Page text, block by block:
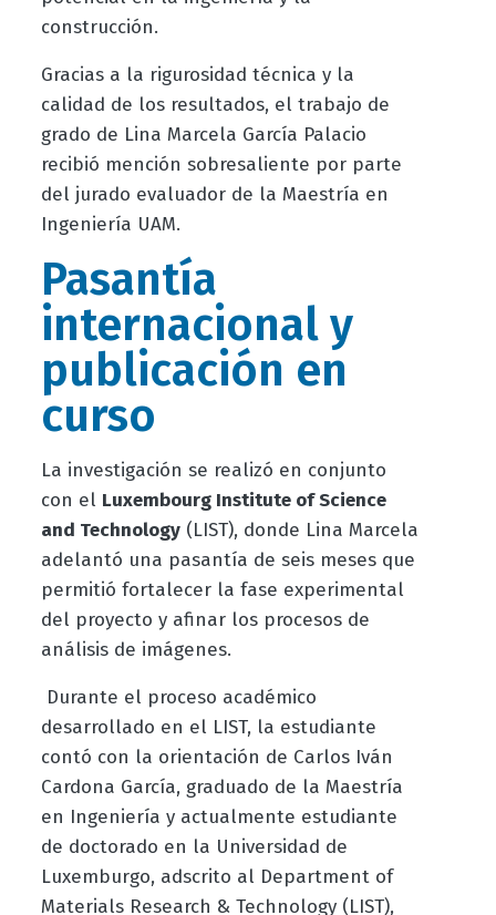
construcción.
Gracias a la rigurosidad técnica y la
calidad de los resultados, el trabajo de
grado de Lina Marcela García Palacio
recibió mención sobresaliente por parte
del jurado evaluador de la Maestría en
Ingeniería UAM.
Pasantía
internacional y
publicación en
curso
La investigación se realizó en conjunto
con el Luxembourg Institute of Science
and Technology(LIST), donde Lina Marcela
adelantó una pasantía de seis meses que
permitió fortalecer la fase experimental
del proyecto y afinar los procesos de
análisis de imágenes.
Durante el proceso académico
desarrollado en el LIST, la estudiante
contó con la orientación de Carlos Iván
Cardona García, graduado de la Maestría
en Ingeniería y actualmente estudiante
de doctorado en la Universidad de
Luxemburgo, adscrito al Department of
Materials Research & Technology (LIST),